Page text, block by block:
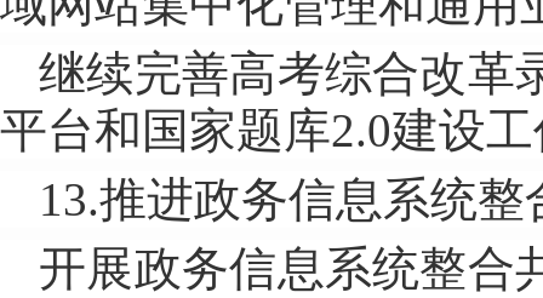
继续完善高考综合改革
平台和国家题库2.0建设
13.推进政务信息系统整
开展政务信息系统整合